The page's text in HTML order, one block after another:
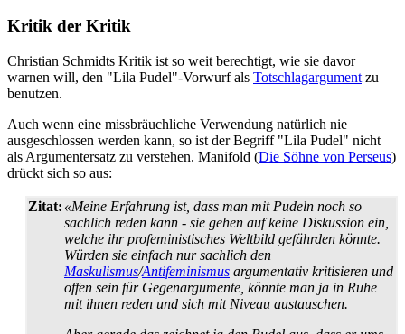
Kritik der Kritik
Christian Schmidts Kritik ist so weit berechtigt, wie sie davor
warnen will, den "Lila Pudel"-Vorwurf als Totschlagargument zu
benutzen.
Auch wenn eine missbräuchliche Verwendung natürlich nie
ausgeschlossen werden kann, so ist der Begriff "Lila Pudel" nicht
als Argument­ersatz zu verstehen. Manifold (Die Söhne von Perseus)
drückt sich so aus:
Zitat: «Meine Erfahrung ist, dass man mit Pudeln noch so
sachlich reden kann - sie gehen auf keine Diskussion ein,
welche ihr profeministisches Weltbild gefährden könnte.
Würden sie einfach nur sachlich den
Maskulismus/Antifeminismus argumentativ kritisieren und
offen sein für Gegenargumente, könnte man ja in Ruhe
mit ihnen reden und sich mit Niveau austauschen.